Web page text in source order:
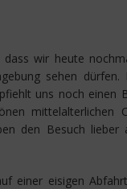
dass wir heute
sehen dürfen.
uns noch einen
mittelalterlichen
den Besuch lieber
einer eisigen